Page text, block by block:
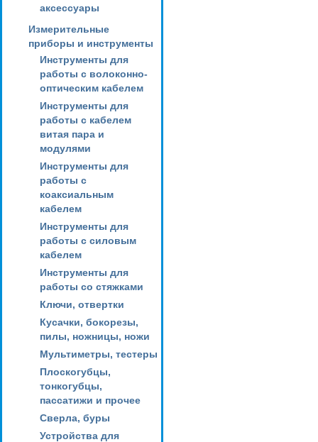
аксессуары
Измерительные
приборы и инструменты
Инструменты для
работы с волоконно-
оптическим кабелем
Инструменты для
работы с кабелем
витая пара и
модулями
Инструменты для
работы с
коаксиальным
кабелем
Инструменты для
работы с силовым
кабелем
Инструменты для
работы со стяжками
Ключи, отвертки
Кусачки, бокорезы,
пилы, ножницы, ножи
Мультиметры, тестеры
Плоскогубцы,
тонкогубцы,
пассатижи и прочее
Сверла, буры
Устройства для